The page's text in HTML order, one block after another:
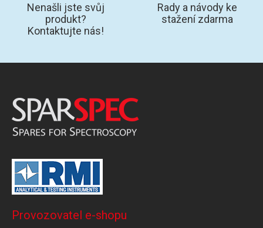
Nenašli jste svůj
produkt?
Kontaktujte nás!
Rady a návody ke
stažení zdarma
Provozovatel e-shopu